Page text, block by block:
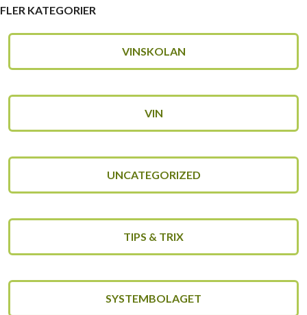
FLER KATEGORIER
VINSKOLAN
VIN
UNCATEGORIZED
TIPS & TRIX
SYSTEMBOLAGET